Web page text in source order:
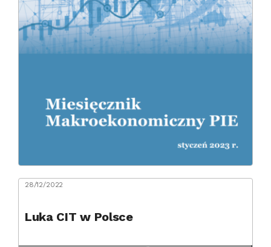
28/12/2022
Luka CIT w Polsce